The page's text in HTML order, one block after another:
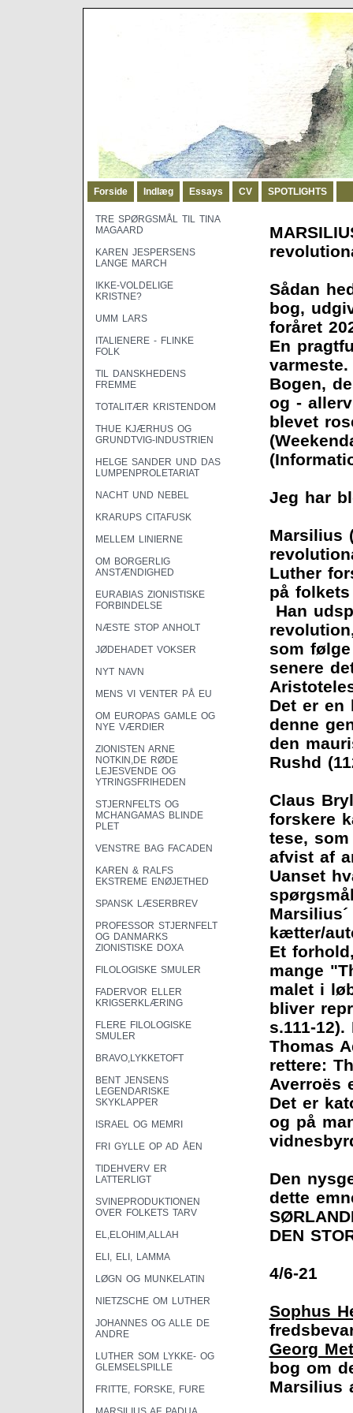
Forside Indlæg Essays CV SPOTLIGHTS
TRE SPØRGSMÅL TIL TINA
MAGAARD
KAREN JESPERSENS
LANGE MARCH
IKKE-VOLDELIGE
KRISTNE?
UMM LARS
ITALIENERE - FLINKE
FOLK
TIL DANSKHEDENS
FREMME
TOTALITÆR KRISTENDOM
THUE KJÆRHUS OG
GRUNDTVIG-INDUSTRIEN
HELGE SANDER UND DAS
LUMPENPROLETARIAT
NACHT UND NEBEL
KRARUPS CITAFUSK
MELLEM LINIERNE
OM BORGERLIG
ANSTÆNDIGHED
EURABIAS ZIONISTISKE
FORBINDELSE
NÆSTE STOP ANHOLT
JØDEHADET VOKSER
NYT NAVN
MENS VI VENTER PÅ EU
OM EUROPAS GAMLE OG
NYE VÆRDIER
ZIONISTEN ARNE
NOTKIN,DE RØDE
LEJESVENDE OG
YTRINGSFRIHEDEN
STJERNFELTS OG
MCHANGAMAS BLINDE
PLET
VENSTRE BAG FACADEN
KAREN & RALFS
EKSTREME ENØJETHED
SPANSK LÆSERBREV
PROFESSOR STJERNFELT
OG DANMARKS
ZIONISTISKE DOXA
FILOLOGISKE SMULER
FADERVOR ELLER
KRIGSERKLÆRING
FLERE FILOLOGISKE
SMULER
BRAVO,LYKKETOFT
BENT JENSENS
LEGENDARISKE
SKYKLAPPER
ISRAEL OG MEMRI
FRI GYLLE OP AD ÅEN
TIDEHVERV ER
LATTERLIGT
SVINEPRODUKTIONEN
OVER FOLKETS TARV
EL,ELOHIM,ALLAH
ELI, ELI, LAMMA
LØGN OG MUNKELATIN
NIETZSCHE OM LUTHER
JOHANNES OG ALLE DE
ANDRE
LUTHER SOM LYKKE- OG
GLEMSELSPILLE
FRITTE, FORSKE, FURE
Sådan
bog,
foråret
En
varmeste.
Bogen,
og -
blevet
Jeg har
Marsilius
Luther
på
Han
som
senere
Det er en
denne
den
Rushd
Claus
forskere
tese,
afvist af
Uanset
kætter/
Et
mange
malet i
bliver
s.111-
Thomas
rettere:
Averroës
Det er
og på
Den
dette
DEN
4/6-21
Sophus
Georg
bog om
Marsilius